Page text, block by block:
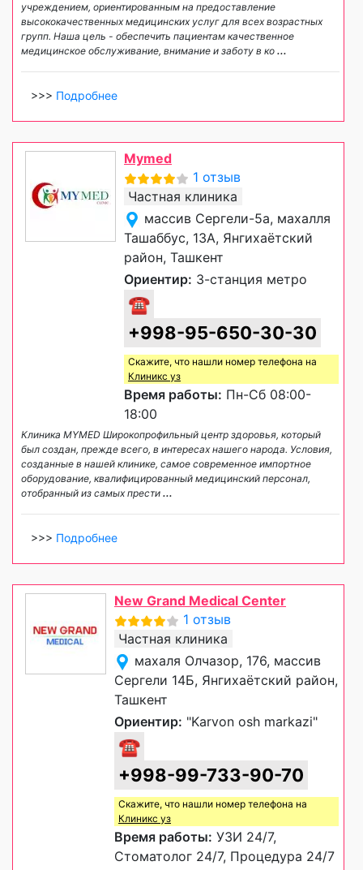
учреждением, ориентированным на предоставление
высококачественных медицинских услуг для всех возрастных
групп. Наша цель - обеспечить пациентам качественное
медицинское обслуживание, внимание и заботу в ко ...
>>> Подробнее
Mymed
1 отзыв
Частная клиника
массив Сергели-5а, махалля
Ташаббус, 13А, Янгихаётский
район, Ташкент
Ориентир: 3-станция метро
☎
+998-95-650-30-30
Скажите, что нашли номер телефона на
Клиникс уз
Время работы: Пн-Сб 08:00-
18:00
Клиника MYMED Широкопрофильный центр здоровья, который
был создан, прежде всего, в интересах нашего народа. Условия,
созданные в нашей клинике, самое современное импортное
оборудование, квалифицированный медицинский персонал,
отобранный из самых прести ...
>>> Подробнее
New Grand Medical Center
1 отзыв
Частная клиника
махаля Олчазор, 176, массив
Сергели 14Б, Янгихаётский район,
Ташкент
Ориентир: "Karvon osh markazi"
☎
+998-99-733-90-70
Скажите, что нашли номер телефона на
Клиникс уз
Время работы: УЗИ 24/7,
Стоматолог 24/7, Процедура 24/7